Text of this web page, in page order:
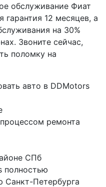
обслуживание Фиат
гарантия 12 месяцев, а
на 30%
Звоните сейчас,
поломку на
авто в DDMotors
ремонта
СПб
полностью
Санкт-Петербурга